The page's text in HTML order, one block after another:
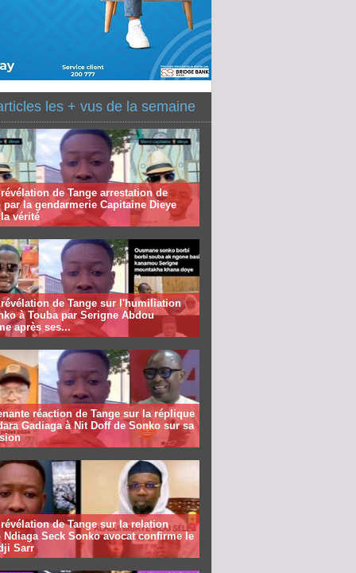
les + vus de la semaine
de Tange arrestation de
par la gendarmerie Capitaine Dieye
vérité
révélation de Tange sur l'humiliation
à Touba par Serigne Abdou
après ses...
réaction de Tange sur la réplique
Gadiaga à Nit Doff de Sonko sur sa
de Tange sur la relation
Ndiaga Seck Sonko avocat confirme le
Sarr